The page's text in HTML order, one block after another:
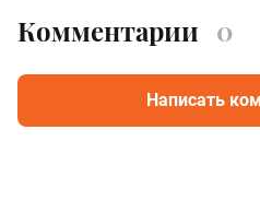
Комментарии 0
Написать